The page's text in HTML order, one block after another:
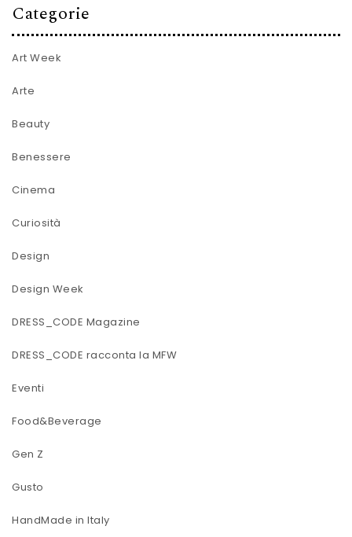
Categorie
Art Week
Arte
Beauty
Benessere
Cinema
Curiosità
Design
Design Week
DRESS_CODE Magazine
DRESS_CODE racconta la MFW
Eventi
Food&Beverage
Gen Z
Gusto
HandMade in Italy